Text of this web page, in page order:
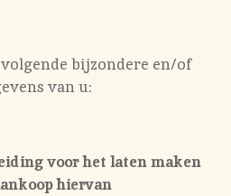
bijzondere en/of
van u:
voor het laten maken
hiervan